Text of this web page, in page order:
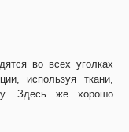
во всех уголках
используя ткани,
Здесь же хорошо